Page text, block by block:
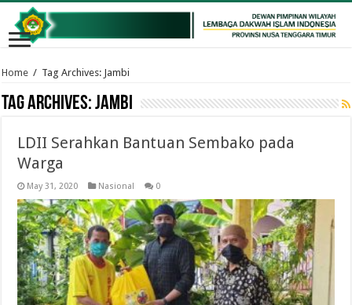
Home / Tag Archives: Jambi
Tag Archives:Jambi
LDII Serahkan Bantuan Sembako pada
Warga
May 31, 2020 Nasional 0